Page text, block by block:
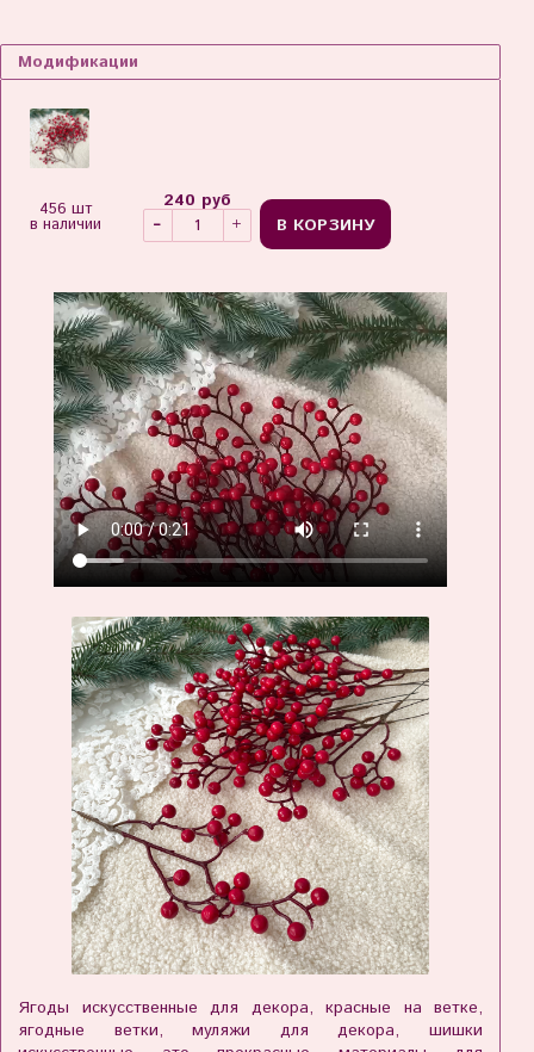
Модификации
456 шт
в наличии
240 руб
В КОРЗИНУ
Ягоды искусственные для декора, красные на ветке,
ягодные ветки, муляжи для декора, шишки